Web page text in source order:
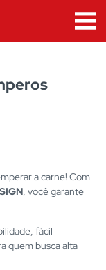
a carne! Com
, você garante
fácil
quem busca alta